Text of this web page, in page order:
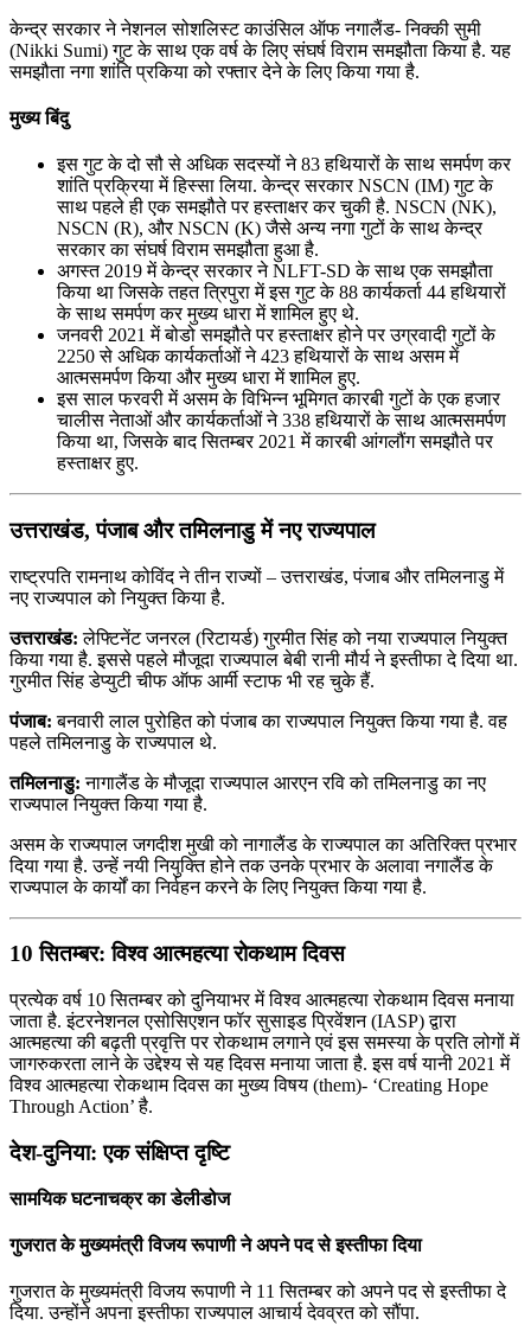
केन्द्र सरकार ने नेशनल सोशलिस्ट काउंसिल ऑफ नगालैंड- निक्की सुमी
(Nikki Sumi) गुट के साथ एक वर्ष के लिए संघर्ष विराम समझौता किया है. यह
समझौता नगा शांति प्रकिया को रफ्तार देने के लिए किया गया है.
मुख्य बिंदु
इस गुट के दो सौ से अधिक सदस्‍यों ने 83 हथियारों के साथ समर्पण कर
शांति प्रक्रिया में हिस्सा लिया. केन्द्र सरकार NSCN (IM) गुट के
साथ पहले ही एक समझौते पर हस्ताक्षर कर चुकी है. NSCN (NK),
NSCN (R), और NSCN (K) जैसे अन्य नगा गुटों के साथ केन्द्र
सरकार का संघर्ष विराम समझौता हुआ है.
अगस्त 2019 में केन्द्र सरकार ने NLFT-SD के साथ एक समझौता
किया था जिसके तहत त्रिपुरा में इस गुट के 88 कार्यकर्ता 44 हथियारों
के साथ समर्पण कर मुख्य धारा में शामिल हुए थे.
जनवरी 2021 में बोडो समझौते पर हस्ताक्षर होने पर उग्रवादी गुटों के
2250 से अधिक कार्यकर्ताओं ने 423 हथियारों के साथ असम में
आत्मसमर्पण किया और मुख्य धारा में शामिल हुए.
इस साल फरवरी में असम के विभिन्न भूमिगत कारबी गुटों के एक हजार
चालीस नेताओं और कार्यकर्ताओं ने 338 हथियारों के साथ आत्मसमर्पण
किया था, जिसके बाद सितम्बर 2021 में कारबी आंगलौंग समझौते पर
हस्ताक्षर हुए.
उत्तराखंड, पंजाब और तमिलनाडु में नए राज्‍यपाल
राष्ट्रपति रामनाथ कोविंद ने तीन राज्यों – उत्तराखंड, पंजाब और तमिलनाडु में
नए राज्‍यपाल को नियुक्त किया है.
उत्तराखंड: लेफ्टिनेंट जनरल (रिटायर्ड) गुरमीत सिंह को नया राज्यपाल नियुक्त
किया गया है. इससे पहले मौजूदा राज्यपाल बेबी रानी मौर्य ने इस्तीफा दे दिया था.
गुरमीत सिंह डेप्‍युटी चीफ ऑफ आर्मी स्‍टाफ भी रह चुके हैं.
पंजाब: बनवारी लाल पुरोहित को पंजाब का राज्यपाल नियुक्त किया गया है. वह
पहले तमिलनाडु के राज्यपाल थे.
तमिलनाडु: नागालैंड के मौजूदा राज्यपाल आरएन रवि को तमिलनाडु का नए
राज्यपाल नियुक्त किया गया है.
असम के राज्यपाल जगदीश मुखी को नागालैंड के राज्यपाल का अतिरिक्त प्रभार
दिया गया है. उन्हें नयी नियुक्ति होने तक उनके प्रभार के अलावा नगालैंड के
राज्यपाल के कार्यों का निर्वहन करने के लिए नियुक्त किया गया है.
10 सितम्बर: विश्व आत्महत्या रोकथाम दिवस
प्रत्येक वर्ष 10 सितम्बर को दुनियाभर में विश्व आत्महत्या रोकथाम दिवस मनाया
जाता है. इंटरनेशनल एसोसिएशन फॉर सुसाइड प्रिवेंशन (IASP) द्वारा
आत्महत्या की बढ़ती प्रवृत्ति पर रोकथाम लगाने एवं इस समस्या के प्रति लोगों में
जागरुकरता लाने के उद्देश्य से यह दिवस मनाया जाता है. इस वर्ष यानी 2021 में
विश्व आत्महत्या रोकथाम दिवस का मुख्य विषय (them)- ‘Creating Hope
Through Action’ है.
देश-दुनिया: एक संक्षिप्त दृष्टि
सामयिक घटनाचक्र का डेलीडोज
गुजरात के मुख्यमंत्री विजय रूपाणी ने अपने पद से इस्तीफा दिया
गुजरात के मुख्यमंत्री विजय रूपाणी ने 11 सितम्बर को अपने पद से इस्तीफा दे
दिया. उन्होंने अपना इस्तीफा राज्यपाल आचार्य देवव्रत को सौंपा.